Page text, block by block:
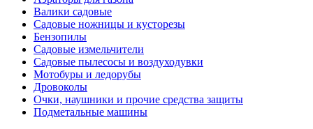
Валики садовые
Садовые ножницы и кусторезы
Бензопилы
Садовые измельчители
Садовые пылесосы и воздуходувки
Мотобуры и ледорубы
Дровоколы
Очки, наушники и прочие средства защиты
Подметальные машины